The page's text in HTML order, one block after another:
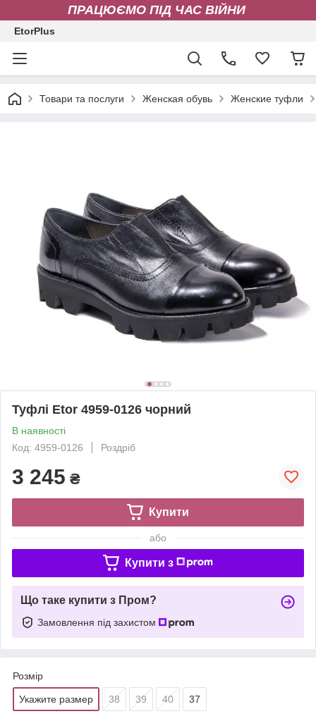
ПРАЦЮЄМО ПІД ЧАС ВІЙНИ
EtorPlus
Товари та послуги Женская обувь Женские туфли
Туфлі Etor 4959-0126 чорний
В наявності
Код: 4959-0126
Роздріб
3 245 ₴
Купити
або
Купити з
Що таке купити з Пром?
Замовлення під захистом
Розмір
Укажите размер 38 39 40 37